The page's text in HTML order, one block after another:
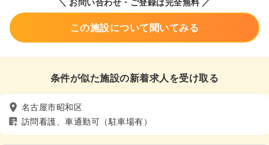
この施設について聞いてみる
条件が似た施設の新着求人を受け取る
名古屋市昭和区
訪問看護、車通勤可（駐車場有）